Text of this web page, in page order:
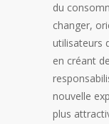
du
changer,
utilisateurs
en créant
nouvelle
plus